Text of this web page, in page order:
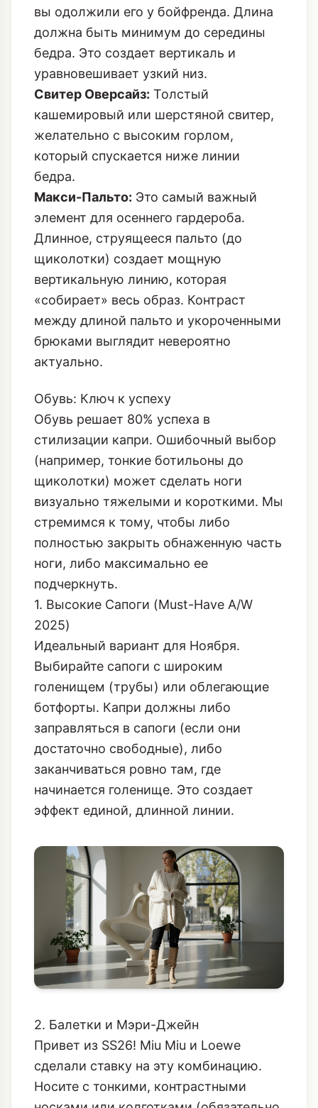
вы одолжили его у бойфренда. Длина
должна быть минимум до середины
бедра. Это создает вертикаль и
уравновешивает узкий низ.
Свитер Оверсайз: Толстый
кашемировый или шерстяной свитер,
желательно с высоким горлом,
который спускается ниже линии
бедра.
Макси-Пальто: Это самый важный
элемент для осеннего гардероба.
Длинное, струящееся пальто (до
щиколотки) создает мощную
вертикальную линию, которая
«собирает» весь образ. Контраст
между длиной пальто и укороченными
брюками выглядит невероятно
актуально.
Обувь: Ключ к успеху
Обувь решает 80% успеха в
стилизации капри. Ошибочный выбор
(например, тонкие ботильоны до
щиколотки) может сделать ноги
визуально тяжелыми и короткими. Мы
стремимся к тому, чтобы либо
полностью закрыть обнаженную часть
ноги, либо максимально ее
подчеркнуть.
1. Высокие Сапоги (Must-Have A/W
2025)
Идеальный вариант для Ноября.
Выбирайте сапоги с широким
голенищем (трубы) или облегающие
ботфорты. Капри должны либо
заправляться в сапоги (если они
достаточно свободные), либо
заканчиваться ровно там, где
начинается голенище. Это создает
эффект единой, длинной линии.
2. Балетки и Мэри-Джейн
Привет из SS26! Miu Miu и Loewe
сделали ставку на эту комбинацию.
Носите с тонкими, контрастными